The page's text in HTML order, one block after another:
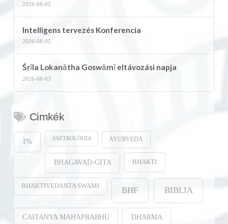
2026-08-05
Intelligens tervezés Konferencia
2026-08-05
Śrīla Lokanātha Goswāmī eltávozási napja
2026-08-03
Cimkék
1% ASZTROLÓGIA AYURVEDA
BHAGAVAD-GITA BHAKTI
BHAKTIVEDANTA SWAMI BHF BIBLIA
CAITANYA MAHAPRABHU DHARMA